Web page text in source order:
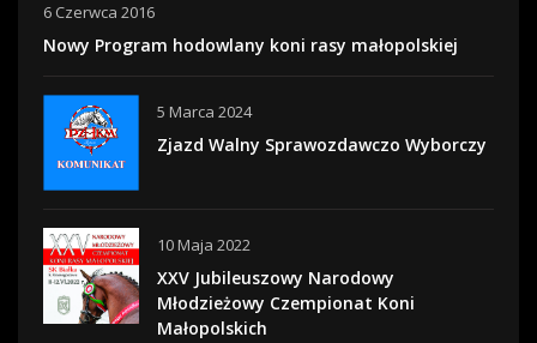
6 Czerwca 2016
Nowy Program hodowlany koni rasy małopolskiej
5 Marca 2024
Zjazd Walny Sprawozdawczo Wyborczy
10 Maja 2022
XXV Jubileuszowy Narodowy
Młodzieżowy Czempionat Koni
Małopolskich